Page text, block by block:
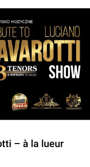
– à la lueur